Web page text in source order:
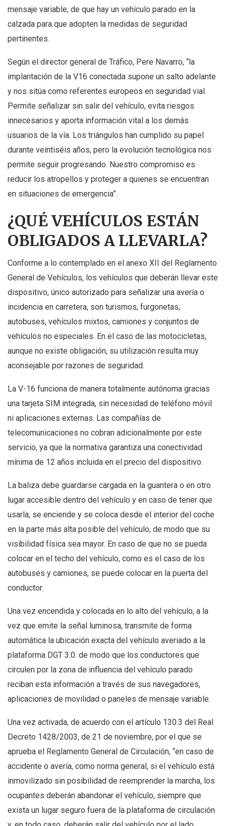
mensaje variable, de que hay un vehículo parado en la
calzada para que adopten la medidas de seguridad
pertinentes.
Según el director general de Tráfico, Pere Navarro, “la
implantación de la V16 conectada supone un salto adelante
y nos sitúa como referentes europeos en seguridad vial.
Permite señalizar sin salir del vehículo, evita riesgos
innecesarios y aporta información vital a los demás
usuarios de la vía. Los triángulos han cumplido su papel
durante veintiséis años, pero la evolución tecnológica nos
permite seguir progresando. Nuestro compromiso es
reducir los atropellos y proteger a quienes se encuentran
en situaciones de emergencia”.
¿QUÉ VEHÍCULOS ESTÁN
OBLIGADOS A LLEVARLA?
Conforme a lo contemplado en el anexo XII del Reglamento
General de Vehículos, los vehículos que deberán llevar este
dispositivo, único autorizado para señalizar una avería o
incidencia en carretera, son turismos, furgonetas,
autobuses, vehículos mixtos, camiones y conjuntos de
vehículos no especiales. En el caso de las motocicletas,
aunque no existe obligación, su utilización resulta muy
aconsejable por razones de seguridad.
La V-16 funciona de manera totalmente autónoma gracias
una tarjeta SIM integrada, sin necesidad de teléfono móvil
ni aplicaciones externas. Las compañías de
telecomunicaciones no cobran adicionalmente por este
servicio, ya que la normativa garantiza una conectividad
mínima de 12 años incluida en el precio del dispositivo.
La baliza debe guardarse cargada en la guantera o en otro
lugar accesible dentro del vehículo y en caso de tener que
usarla, se enciende y se coloca desde el interior del coche
en la parte más alta posible del vehículo, de modo que su
visibilidad física sea mayor. En caso de que no se pueda
colocar en el techo del vehículo, como es el caso de los
autobuses y camiones, se puede colocar en la puerta del
conductor.
Una vez encendida y colocada en lo alto del vehículo, a la
vez que emite la señal luminosa, transmite de forma
automática la ubicación exacta del vehículo averiado a la
plataforma DGT 3.0. de modo que los conductores que
circulen por la zona de influencia del vehículo parado
reciban esta información a través de sus navegadores,
aplicaciones de movilidad o paneles de mensaje variable.
Una vez activada, de acuerdo con el artículo 130.3 del Real
Decreto 1428/2003, de 21 de noviembre, por el que se
aprueba el Reglamento General de Circulación, “en caso de
accidente o avería, como norma general, si el vehículo está
inmovilizado sin posibilidad de reemprender la marcha, los
ocupantes deberán abandonar el vehículo, siempre que
exista un lugar seguro fuera de la plataforma de circulación